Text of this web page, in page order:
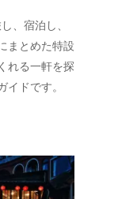
、宿泊し、
まとめた特設
れる一軒を探
ドです。